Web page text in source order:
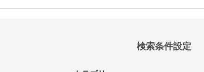
検索条件設定